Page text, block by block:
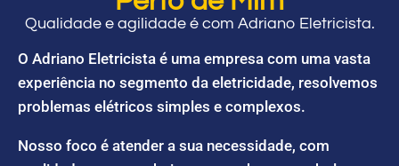
Qualidade e agilidade é com Adriano Eletricista.
O Adriano Eletricista é uma empresa com uma vasta
experiência no segmento da eletricidade, resolvemos
problemas elétricos simples e complexos.
Nosso foco é atender a sua necessidade, com